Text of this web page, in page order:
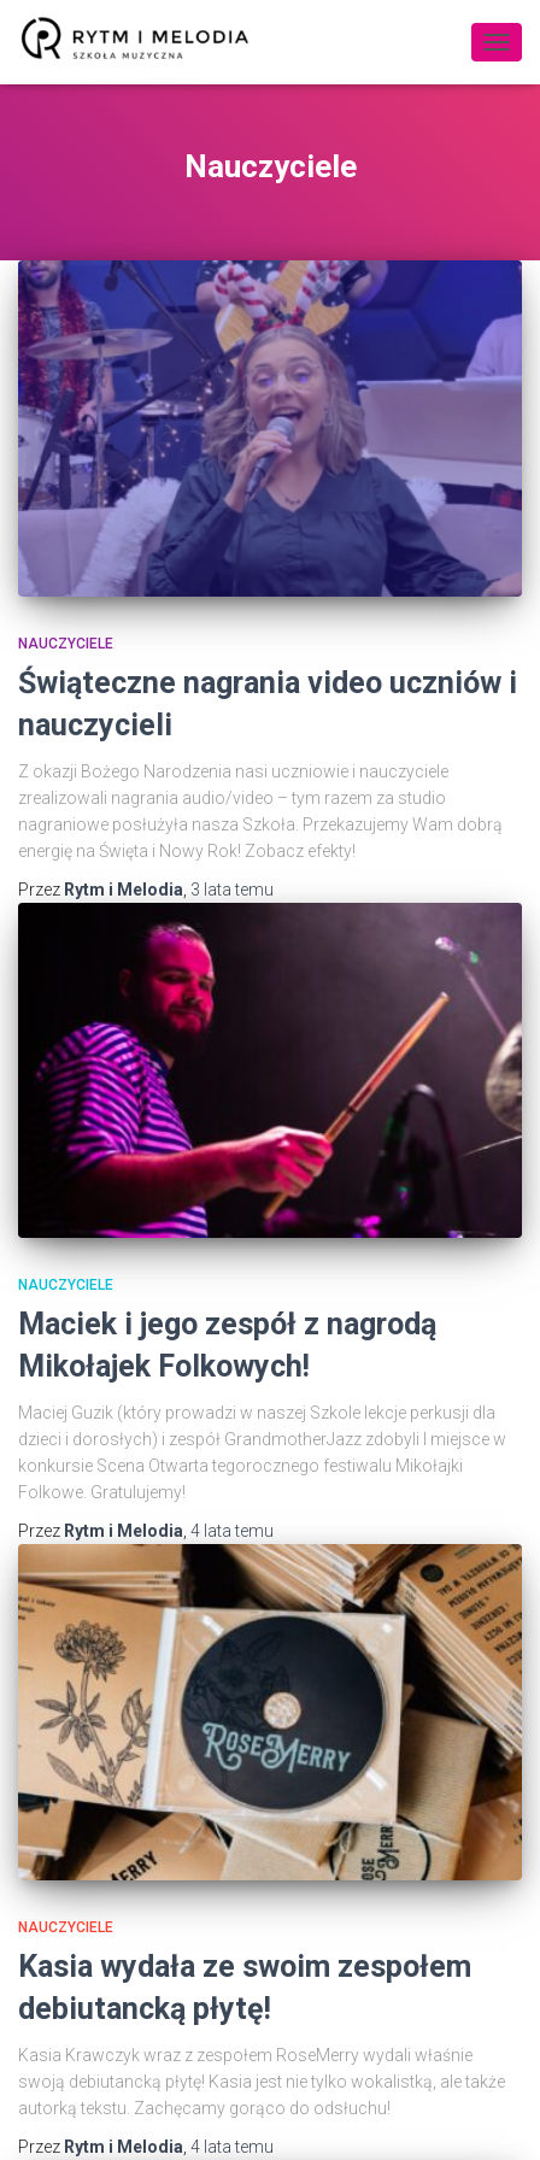
Nauczyciele
NAUCZYCIELE
Świąteczne nagrania video uczniów i
nauczycieli
Z okazji Bożego Narodzenia nasi uczniowie i nauczyciele
zrealizowali nagrania audio/video – tym razem za studio
nagraniowe posłużyła nasza Szkoła. Przekazujemy Wam dobrą
energię na Święta i Nowy Rok! Zobacz efekty!
Przez Rytm i Melodia 3 latatemu
NAUCZYCIELE
Maciek i jego zespół z nagrodą
Mikołajek Folkowych!
Maciej Guzik (który prowadzi w naszej Szkole lekcje perkusji dla
dzieci i dorosłych) i zespół GrandmotherJazz zdobyli I miejsce w
konkursie Scena Otwarta tegorocznego festiwalu Mikołajki
Folkowe. Gratulujemy!
Przez Rytm i Melodia, 4 latatemu
NAUCZYCIELE
Kasia wydała ze swoim zespołem
debiutancką płytę!
Kasia Krawczyk wraz z zespołem RoseMerry wydali właśnie
swoją debiutancką płytę! Kasia jest nie tylko wokalistką, ale także
autorką tekstu. Zachęcamy gorąco do odsłuchu!
Przez Rytm i Melodia 4 latatemu